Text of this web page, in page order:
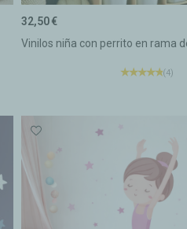
Vinilos niña con perrito en rama
32,50 €
(4)